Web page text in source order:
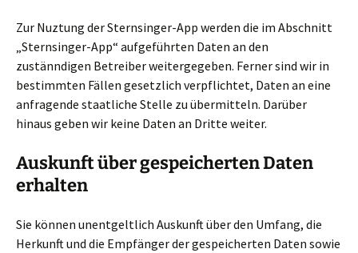
Zur Nuztung der Sternsinger-App werden die im Abschnitt
„Sternsinger-App“ aufgeführten Daten an den
zustänndigen Betreiber weitergegeben. Ferner sind wir in
bestimmten Fällen gesetzlich verpflichtet, Daten an eine
anfragende staatliche Stelle zu übermitteln. Darüber
hinaus geben wir keine Daten an Dritte weiter.
Auskunft über gespeicherten Daten
erhalten
Sie können unentgeltlich Auskunft über den Umfang, die
Herkunft und die Empfänger der gespeicherten Daten sowie